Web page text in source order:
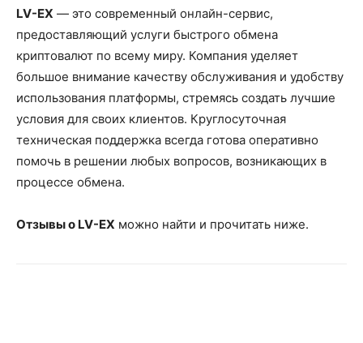
LV-EX — это современный онлайн-сервис,
предоставляющий услуги быстрого обмена
криптовалют по всему миру. Компания уделяет
большое внимание качеству обслуживания и удобству
использования платформы, стремясь создать лучшие
условия для своих клиентов. Круглосуточная
техническая поддержка всегда готова оперативно
помочь в решении любых вопросов, возникающих в
процессе обмена.
Отзывы о LV-EX можно найти и прочитать ниже.